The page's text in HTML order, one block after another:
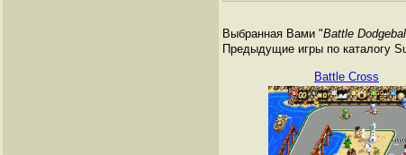
Выбранная Вами "Battle
Предыдущие игры по каталогу
Battle Cross